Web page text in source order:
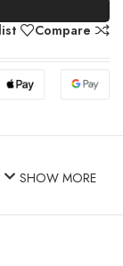
Compare
SHOW MORE